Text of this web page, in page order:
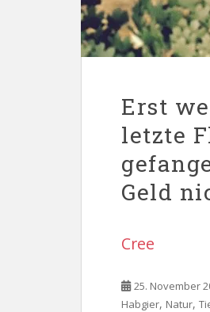
Erst
letzte
Geld
Cree
25. November
Habgier, Natur,